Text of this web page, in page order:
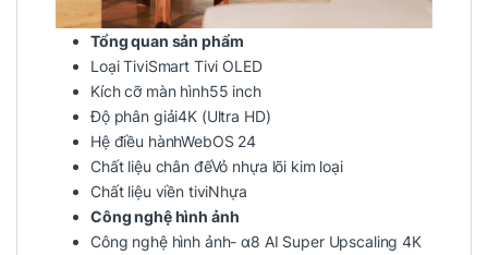
Tổng quan sản phẩm
Loại TiviSmart Tivi OLED
Kích cỡ màn hình55 inch
Độ phân giải4K (Ultra HD)
Hệ điều hànhWebOS 24
Chất liệu chân đếVỏ nhựa lõi kim loại
Chất liệu viền tiviNhựa
Công nghệ hình ảnh
Công nghệ hình ảnh- α8 AI Super Upscaling 4K